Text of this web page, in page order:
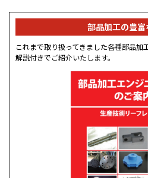
部品加工の豊
これまで取り扱ってきました各種部品加
解説付きでご紹介いたします。